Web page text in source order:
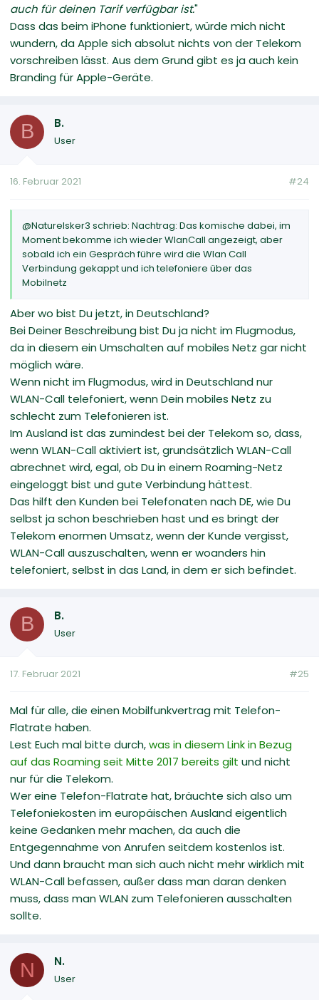
auch für deinen Tarif verfügbar ist."
Dass das beim iPhone funktioniert, würde mich nicht
wundern, da Apple sich absolut nichts von der Telekom
vorschreiben lässt. Aus dem Grund gibt es ja auch kein
Branding für Apple-Geräte.
B B.
User
16. Februar 2021 #24
@Naturelsker3 schrieb: Nachtrag: Das komische dabei, im
Moment bekomme ich wieder WlanCall angezeigt, aber
sobald ich ein Gespräch führe wird die Wlan Call
Verbindung gekappt und ich telefoniere über das
Mobilnetz
Aber wo bist Du jetzt, in Deutschland?
Bei Deiner Beschreibung bist Du ja nicht im Flugmodus,
da in diesem ein Umschalten auf mobiles Netz gar nicht
möglich wäre.
Wenn nicht im Flugmodus, wird in Deutschland nur
WLAN-Call telefoniert, wenn Dein mobiles Netz zu
schlecht zum Telefonieren ist.
Im Ausland ist das zumindest bei der Telekom so, dass,
wenn WLAN-Call aktiviert ist, grundsätzlich WLAN-Call
abrechnet wird, egal, ob Du in einem Roaming-Netz
eingeloggt bist und gute Verbindung hättest.
Das hilft den Kunden bei Telefonaten nach DE, wie Du
selbst ja schon beschrieben hast und es bringt der
Telekom enormen Umsatz, wenn der Kunde vergisst,
WLAN-Call auszuschalten, wenn er woanders hin
telefoniert, selbst in das Land, in dem er sich befindet.
B B.
User
17. Februar 2021 #25
Mal für alle, die einen Mobilfunkvertrag mit Telefon-
Flatrate haben.
Lest Euch mal bitte durch,was in diesem Link in Bezug
auf das Roaming seit Mitte 2017 bereits gilt und nicht
nur für die Telekom.
Wer eine Telefon-Flatrate hat, bräuchte sich also um
Telefoniekosten im europäischen Ausland eigentlich
keine Gedanken mehr machen, da auch die
Entgegennahme von Anrufen seitdem kostenlos ist.
Und dann braucht man sich auch nicht mehr wirklich mit
WLAN-Call befassen, außer dass man daran denken
muss, dass man WLAN zum Telefonieren ausschalten
sollte.
N N.
User